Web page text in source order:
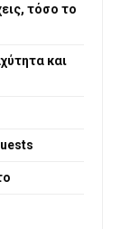
τόσο το
και